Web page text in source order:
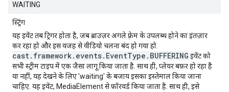
WAITING
स्ट्रिंग
यह इवेंट तब ट्रिगर होता है, जब ब्राउज़र अगले फ़्रेम के उपलब्ध होने का इंतज़ार
कर रहा हो और इस वजह से वीडियो चलना बंद हो गया हो.
cast.framework.events.EventType.BUFFERING इवेंट को
सभी स्ट्रीम टाइप में एक जैसा लागू किया जाता है. साथ ही, प्लेयर बफ़र हो रहा है
या नहीं, यह देखने के लिए 'waiting' के बजाय इसका इस्तेमाल किया जाना
चाहिए. यह इवेंट, MediaElement से फ़ॉरवर्ड किया जाता है. साथ ही, इसे